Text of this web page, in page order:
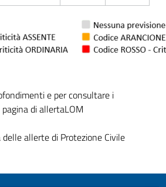
e per consultare i
di allertaLOM
allerte di Protezione Civile